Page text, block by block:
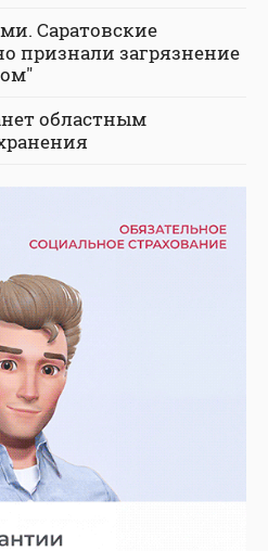
Саратовские
признали загрязнение
областным